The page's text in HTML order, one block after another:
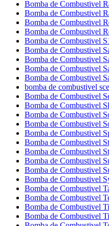
Bomba de Combustivel
Bomba de Combustivel
Bomba de Combustivel
Bomba de Combustivel
Bomba de Combustivel
Bomba de Combustivel
Bomba de Combustivel
Bomba de Combustivel
Bomba de Combustivel
bomba de combustivel
Bomba de Combustivel
Bomba de Combustivel
Bomba de Combustivel
Bomba de Combustivel
Bomba de Combustivel
Bomba de Combustivel
Bomba de Combustivel
Bomba de Combustivel
Bomba de Combustivel
Bomba de Combustivel
Bomba de Combustivel
Bomba de Combustivel
Bomba de Combustivel
Bomba de Combustivel